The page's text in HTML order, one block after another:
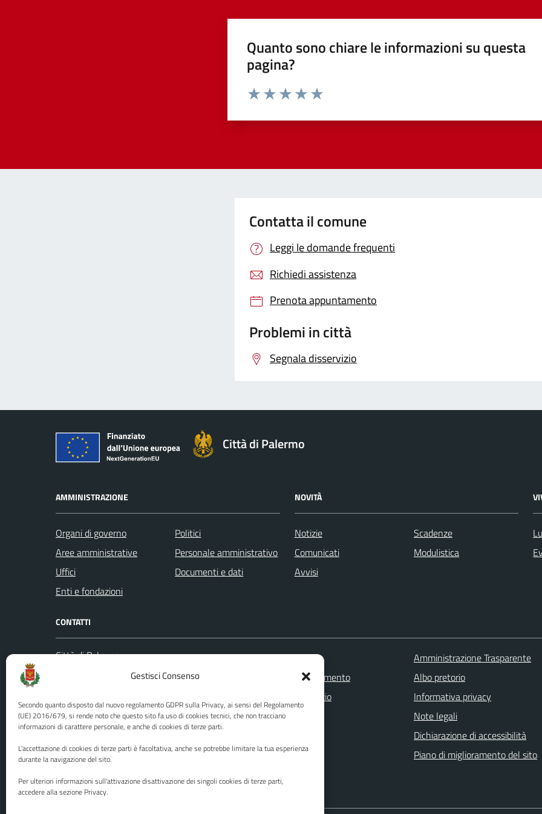
Gestisci Consenso
Secondo quanto disposto dal nuovo regolamento GDPR sulla Privacy, ai sensi del Regolamento
(UE) 2016/679, si rende noto che questo sito fa uso di cookies tecnici, che non tracciano
informazioni di carattere personale, e anche di cookies di terze parti.
L'accettazione di cookies di terze parti è facoltativa, anche se potrebbe limitare la tua esperienza
durante la navigazione del sito.
Per ulteriori informazioni sull'attivazione disattivazione dei singoli cookies di terze parti,
accedere alla sezione Privacy.
Quanto sono chiare le informazioni su questa
pagina?
Contatta il comune
Leggi le domande frequenti
Richiedi assistenza
Prenota appuntamento
Problemi in città
Segnala disservizio
Città di Palermo
AMMINISTRAZIONE
Organi di governo
Aree amministrative
Uffici
Enti e fondazioni
Politici
Personale amministrativo
Documenti e dati
NOVITÀ
Notizie
Comunicati
Avvisi
Scadenze
Modulistica
CONTATTI
Città di Palermo
Codice fiscale / P. IVA:80016350821
U.O. Ufficio Relazioni con il Pubblico
(URP)
Numero verde: 0917401111
PEC:protocollo@cert.comune.palermo.it
Leggi le FAQ
Prenotazione appuntamento
Segnalazione disservizio
Richiesta assistenza
Amministrazione Trasparente
Albo pretorio
Informativa privacy
Note legali
Dichiarazione di accessibilità
Piano di miglioramento del sito